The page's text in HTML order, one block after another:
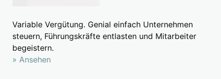
Variable Vergütung. Genial einfach Unternehmen
steuern, Führungskräfte entlasten und Mitarbeiter
begeistern.
» Ansehen